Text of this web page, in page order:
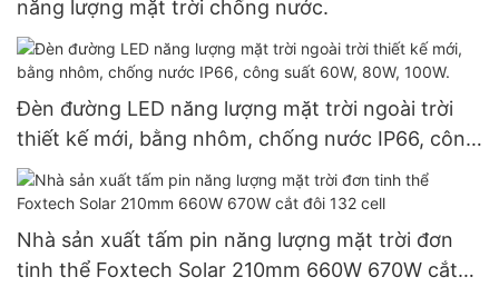
năng lượng mặt trời chống nước.
Đèn đường LED năng lượng mặt trời ngoài trời
thiết kế mới, bằng nhôm, chống nước IP66, công
suất 60W, 80W, 100W.
Nhà sản xuất tấm pin năng lượng mặt trời đơn
tinh thể Foxtech Solar 210mm 660W 670W cắt